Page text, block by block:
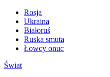
Rosja
Ukraina
Białoruś
Ruska smuta
Łowcy onuc
Świat